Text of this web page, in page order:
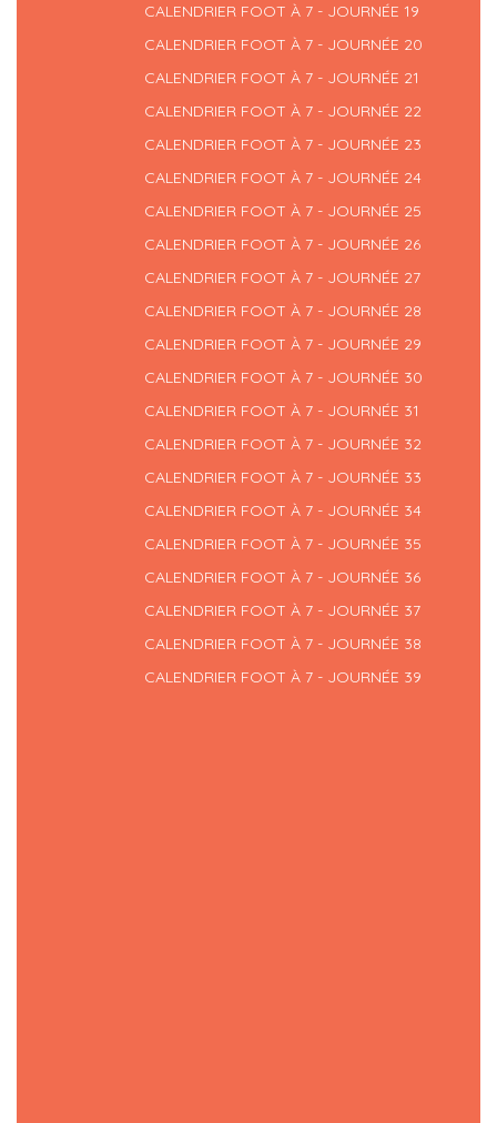
CALENDRIER FOOT À 7 - JOURNÉE 19
CALENDRIER FOOT À 7 - JOURNÉE 20
CALENDRIER FOOT À 7 - JOURNÉE 21
CALENDRIER FOOT À 7 - JOURNÉE 22
CALENDRIER FOOT À 7 - JOURNÉE 23
CALENDRIER FOOT À 7 - JOURNÉE 24
CALENDRIER FOOT À 7 - JOURNÉE 25
CALENDRIER FOOT À 7 - JOURNÉE 26
CALENDRIER FOOT À 7 - JOURNÉE 27
CALENDRIER FOOT À 7 - JOURNÉE 28
CALENDRIER FOOT À 7 - JOURNÉE 29
CALENDRIER FOOT À 7 - JOURNÉE 30
CALENDRIER FOOT À 7 - JOURNÉE 31
CALENDRIER FOOT À 7 - JOURNÉE 32
CALENDRIER FOOT À 7 - JOURNÉE 33
CALENDRIER FOOT À 7 - JOURNÉE 34
CALENDRIER FOOT À 7 - JOURNÉE 35
CALENDRIER FOOT À 7 - JOURNÉE 36
CALENDRIER FOOT À 7 - JOURNÉE 37
CALENDRIER FOOT À 7 - JOURNÉE 38
CALENDRIER FOOT À 7 - JOURNÉE 39